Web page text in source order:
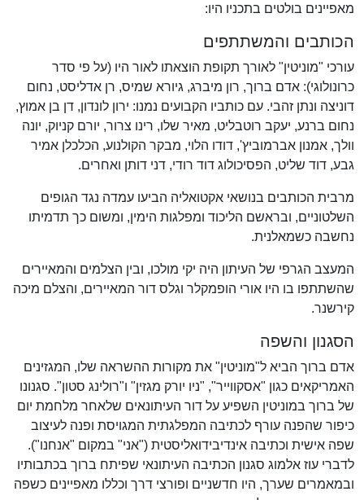
מאפיינים בולטים בתכניו היו:
הכותבים והמשתתפים
עורכי "מוניטין" לאורך תקופת הוצאתו לאור היו (על פי סדר
כרונולוגי): אדם ברוך, רון מיברג, גיורא שמיס, רן אדליסט, נחום
דוניצה ונתן זהבי. עם כותביו הקבועים נמנו: ירון לונדון, דן בן אמוץ,
נחום ברנע, יעקב רוטבליט, מאיר שלו, רינו צרור, יורם קניוק, יונה
וולך, אמנון אברמוביץ', דודו הלוי, מבקר הקולנוע, הכלכלן אמיר
גבע, דוד שליט, הפסיכולוג דוד רודי, דני דותן ואחרים.
מרבית הכותבים בנושאי אקטואליה הביעו עמדה נגד הגופים
השלטוניים, ובראשם הליכוד ומפלגות הימין, ומשום כך תדמיתו
נחשבה כשמאלנית.
המעצב הגרפי של העיתון היה יקי מולכו, ובין הצלמים והמאיירים
שהשתתפו בו היו אורי הופמקלר וגלס דור המאיירים, והצלם מיכה
קירשנר.
הסגנון והשפה
אדם ברוך הביא ל"מוניטין" את מקורות ההשראה שלו, המגזינים
האמריקאים כגון "אסקווייר", "ניו יורק מגזין" ו"רולינג סטון". סגנונו
של ברוך במוניטין השפיע על דור העיתונאים שלאחר מלחמת יום
כיפור שהפנה עורף לכתיבה המפלגתית המגויסת ופנה לעיצוב
שפה אישית וכתיבה אינדיבידואליסטית ("אני" במקום "אנחנו").
לדברי עוז אלמוג סגנון הכתיבה העיתונאי שפיתח ברוך בכתבותיו
ובמאמרים שערך, היו חדשניים ופורצי דרך וכללו מאפיינים כשפה